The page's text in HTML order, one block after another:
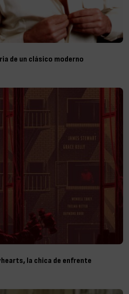
de un clásico moderno
la chica de enfrente